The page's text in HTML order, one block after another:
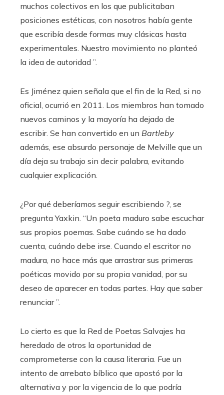
muchos colectivos en los que publicitaban
posiciones estéticas, con nosotros había gente
que escribía desde formas muy clásicas hasta
experimentales. Nuestro movimiento no planteó
la idea de autoridad ”.
Es Jiménez quien señala que el fin de la Red, si no
oficial, ocurrió en 2011. Los miembros han tomado
nuevos caminos y la mayoría ha dejado de
escribir. Se han convertido en un Bartleby
además, ese absurdo personaje de Melville que un
día deja su trabajo sin decir palabra, evitando
cualquier explicación.
¿Por qué deberíamos seguir escribiendo ?, se
pregunta Yaxkin. “Un poeta maduro sabe escuchar
sus propios poemas. Sabe cuándo se ha dado
cuenta, cuándo debe irse. Cuando el escritor no
madura, no hace más que arrastrar sus primeras
poéticas movido por su propia vanidad, por su
deseo de aparecer en todas partes. Hay que saber
renunciar ”.
Lo cierto es que la Red de Poetas Salvajes ha
heredado de otros la oportunidad de
comprometerse con la causa literaria. Fue un
intento de arrebato bíblico que apostó por la
alternativa y por la vigencia de lo que podría